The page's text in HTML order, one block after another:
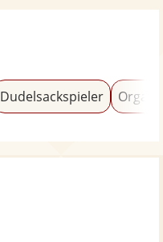
Dudelsackspieler